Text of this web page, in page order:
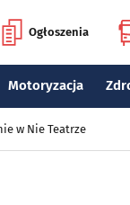
Ogłoszenia
Motoryzacja
w Nie Teatrze